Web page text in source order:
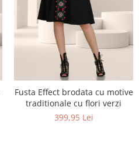
Fusta Effect brodata cu motive
traditionale cu flori verzi
399,95 Lei